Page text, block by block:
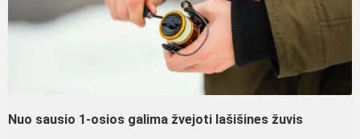
Nuo sausio 1-osios galima žvejoti lašišines žuvis